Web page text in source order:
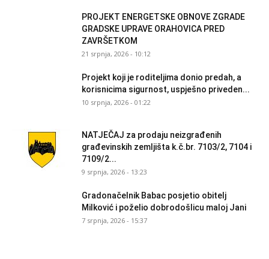
PROJEKT ENERGETSKE OBNOVE ZGRADE
GRADSKE UPRAVE ORAHOVICA PRED
ZAVRŠETKOM
21 srpnja, 2026 - 10:12
Projekt koji je roditeljima donio predah, a
korisnicima sigurnost, uspješno priveden...
10 srpnja, 2026 - 01:22
NATJEČAJ za prodaju neizgrađenih
građevinskih zemljišta k.č.br. 7103/2, 7104 i
7109/2...
9 srpnja, 2026 - 13:23
Gradonačelnik Babac posjetio obitelj
Milković i poželio dobrodošlicu maloj Jani
7 srpnja, 2026 - 15:37